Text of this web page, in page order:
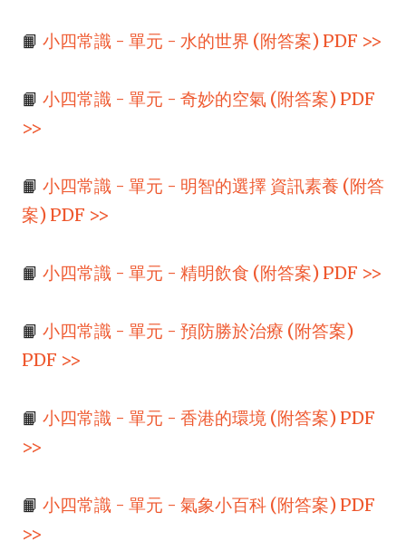
📙 小四常識 - 單元 - 水的世界 (附答案) PDF >>
📙 小四常識 - 單元 - 奇妙的空氣 (附答案) PDF
>>
📙 小四常識 - 單元 - 明智的選擇 資訊素養 (附答
案) PDF >>
📙 小四常識 - 單元 - 精明飲食 (附答案) PDF >>
📙 小四常識 - 單元 - 預防勝於治療 (附答案)
PDF >>
📙 小四常識 - 單元 - 香港的環境 (附答案) PDF
>>
📙 小四常識 - 單元 - 氣象小百科 (附答案) PDF
>>